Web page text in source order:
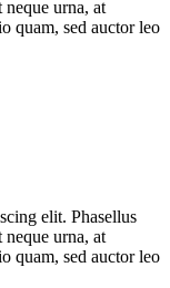
neque urna, at
quam, sed auctor leo
elit. Phasellus
neque urna, at
quam, sed auctor leo